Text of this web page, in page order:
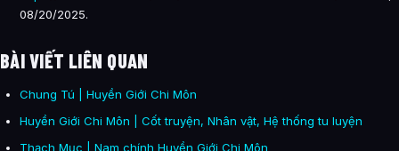
08/20/2025.
BÀI VIẾT LIÊN QUAN
Chung Tú | Huyền Giới Chi Môn
Huyền Giới Chi Môn | Cốt truyện, Nhân vật, Hệ thống tu luyện
Thạch Mục | Nam chính Huyền Giới Chi Môn